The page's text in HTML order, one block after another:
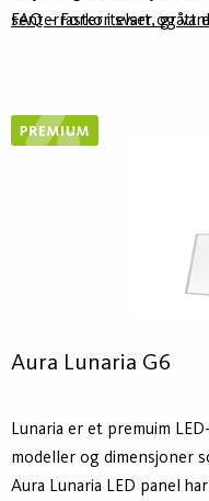
senterraster i svart, grått
FAQ – Forkortelser og
Aura Lunaria G6
Lunaria er et premuim
modeller og dimensjoner
Aura Lunaria LED panel